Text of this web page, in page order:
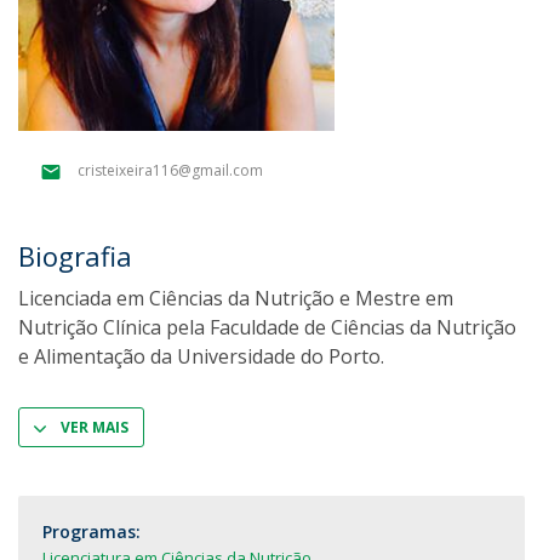
cristeixeira116@gmail.com
Biografia
Licenciada em Ciências da Nutrição e Mestre em
Nutrição Clínica pela Faculdade de Ciências da Nutrição
e Alimentação da Universidade do Porto.
VER MAIS
Programas: